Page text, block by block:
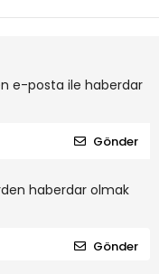
e-posta ile haberdar
Gönder
haberdar olmak
Gönder